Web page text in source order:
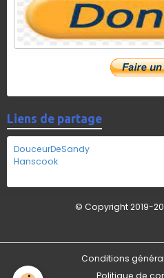
Liens de partage
DouceurDeSandy
Hanscook
© Copyright 2019-
Conditions
Politique de